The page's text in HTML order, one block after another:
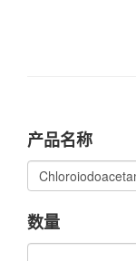
产品名称
数量